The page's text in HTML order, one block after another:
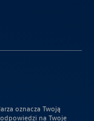
oznacza Twoją
na Twoje